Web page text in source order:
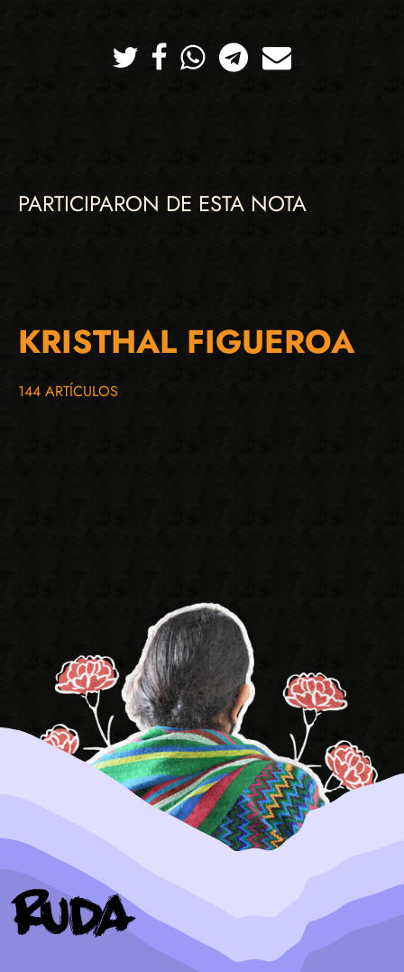
TwitterFacebookWhatsappTelegramCorreo
PARTICIPARON DE ESTA NOTA
KRISTHAL FIGUEROA
144 ARTÍCULOS